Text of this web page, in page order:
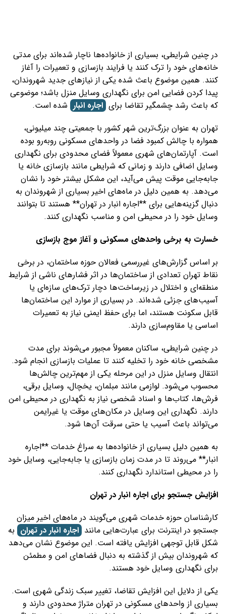
در چنین شرایطی، بسیاری از خانواده‌ها ناچار شده‌اند برای مدتی
خانه‌های خود را ترک کنند یا فرایند بازسازی و تعمیرات را آغاز
کنند. همین موضوع باعث شده یکی از نیازهای جدید شهروندان،
پیدا کردن فضایی امن برای نگهداری وسایل منزل باشد؛ موضوعی
که باعث رشد چشمگیر تقاضا برای اجاره انبار شده است.
تهران به عنوان بزرگ‌ترین شهر کشور با جمعیتی چند میلیونی،
همواره با چالش کمبود فضا در واحدهای مسکونی روبه‌رو بوده
است. آپارتمان‌های شهری معمولاً فضای محدودی برای نگهداری
وسایل اضافی دارند و زمانی که شرایطی مانند بازسازی خانه یا
جابه‌جایی موقت پیش می‌آید، این مشکل بیشتر خود را نشان
می‌دهد. به همین دلیل در ماه‌های اخیر بسیاری از شهروندان به
دنبال گزینه‌هایی برای **اجاره انبار در تهران** هستند تا بتوانند
وسایل خود را در محیطی امن و مناسب نگهداری کنند.
خسارت به برخی واحدهای مسکونی و آغاز موج بازسازی
بر اساس گزارش‌های غیررسمی فعالان حوزه ساختمان، در برخی
نقاط تهران تعدادی از ساختمان‌ها در اثر فشارهای ناشی از شرایط
منطقه‌ای و اختلال در زیرساخت‌ها دچار ترک‌های سازه‌ای یا
آسیب‌های جزئی شده‌اند. در بسیاری از موارد این ساختمان‌ها
قابل سکونت هستند، اما برای حفظ ایمنی نیاز به تعمیرات
اساسی یا مقاوم‌سازی دارند.
در چنین شرایطی، ساکنان معمولاً مجبور می‌شوند برای مدت
مشخصی خانه خود را تخلیه کنند تا عملیات بازسازی انجام شود.
انتقال وسایل منزل در این مرحله یکی از مهم‌ترین چالش‌ها
محسوب می‌شود. لوازمی مانند مبلمان، یخچال، وسایل برقی،
فرش‌ها، کتاب‌ها و اسناد شخصی نیاز به نگهداری در محیطی امن
دارند. نگهداری این وسایل در مکان‌های موقت یا غیرایمن
می‌تواند باعث آسیب یا حتی سرقت آن‌ها شود.
به همین دلیل بسیاری از خانواده‌ها به سراغ خدمات **اجاره
انبار** می‌روند تا در مدت زمان بازسازی یا جابه‌جایی، وسایل خود
را در محیطی استاندارد نگهداری کنند.
افزایش جستجو برای اجاره انبار در تهران
کارشناسان حوزه خدمات شهری می‌گویند در ماه‌های اخیر میزان
جستجو در اینترنت برای عبارت‌هایی مانند اجاره انبار در تهران به
شکل قابل توجهی افزایش یافته است. این موضوع نشان می‌دهد
که شهروندان بیش از گذشته به دنبال فضاهای امن و مطمئن
برای نگهداری وسایل خود هستند.
یکی از دلایل این افزایش تقاضا، تغییر سبک زندگی شهری است.
بسیاری از واحدهای مسکونی در تهران متراژ محدودی دارند و